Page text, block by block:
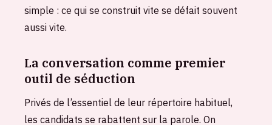
simple : ce qui se construit vite se défait souvent
aussi vite.
La conversation comme premier
outil de séduction
Privés de l’essentiel de leur répertoire habituel,
les candidats se rabattent sur la parole. On